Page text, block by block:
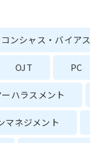
ンシャス・バイアス
OJT PC
ハラスメント
マネジメント